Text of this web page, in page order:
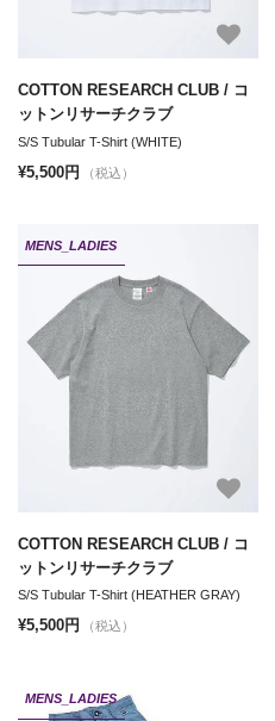
COTTON RESEARCH CLUB / コ
ットンリサーチクラブ
S/S Tubular T-Shirt (WHITE)
¥5,500円 （税込）
MENS_LADIES
COTTON RESEARCH CLUB / コ
ットンリサーチクラブ
S/S Tubular T-Shirt (HEATHER GRAY)
¥5,500円 （税込）
MENS_LADIES